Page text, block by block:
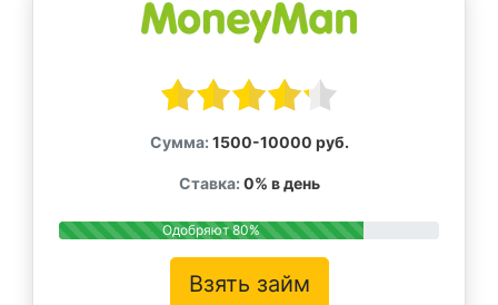
Сумма: 1500-10000 руб.
Ставка: 0% в день
Одобряют 80%
Взять займ